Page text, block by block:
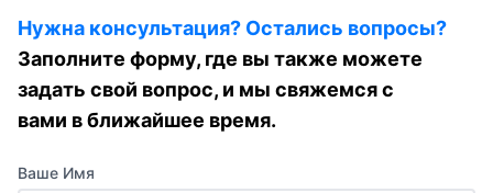
Нужна консультация? Остались вопросы?
Заполните форму, где вы также можете
задать свой вопрос, и мы свяжемся с
вами в ближайшее время.
Ваше Имя